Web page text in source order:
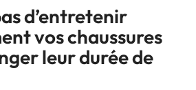
d’entretenir
vos chaussures
leur durée de